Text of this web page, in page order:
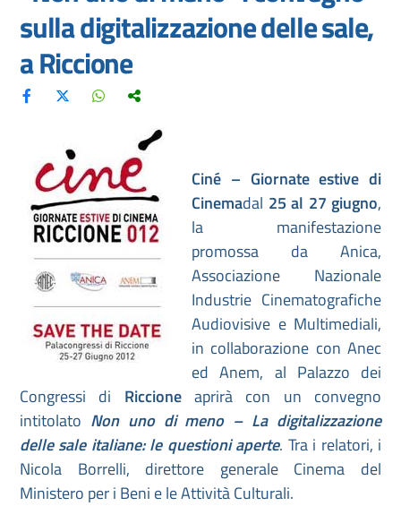
sulla digitalizzazione delle sale,
a Riccione
Ciné – Giornate estive di
Cinemadal 25 al 27 giugno,
la manifestazione
promossa da Anica,
Associazione Nazionale
Industrie Cinematografiche
Audiovisive e Multimediali,
in collaborazione con Anec
ed Anem, al Palazzo dei
Congressi di Riccioneaprirà con un convegno
intitolato Non uno di meno – La digitalizzazione
delle sale italiane: le questioni aperte. Tra i relatori, i
Nicola Borrelli, direttore generale Cinema del
Ministero per i Beni e le Attività Culturali.